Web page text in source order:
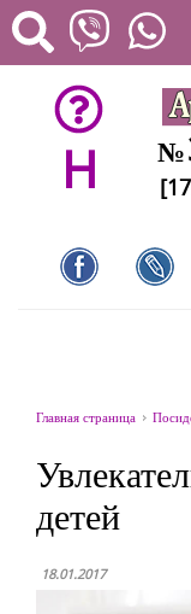
H №
Главная страница
детей
18.01.2017